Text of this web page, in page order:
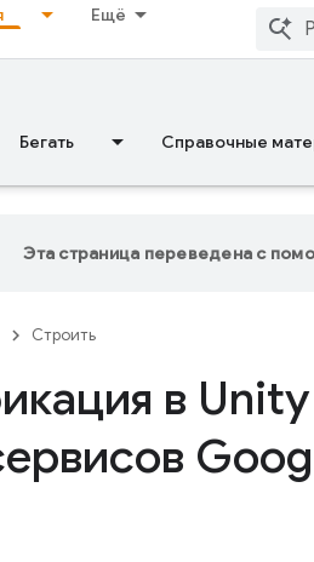
Ещё
Бегать Справочные
Эта страница переведена с
Строить
в